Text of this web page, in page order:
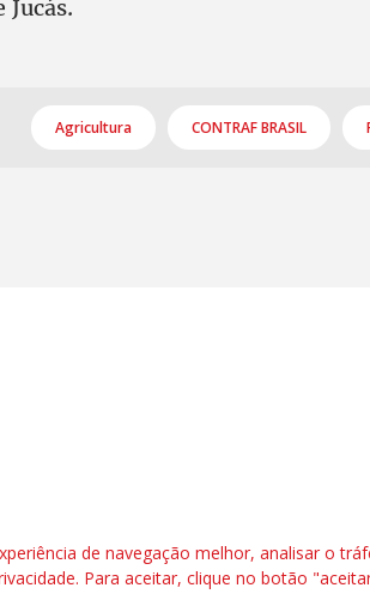
Agricultura CONTRAF BRASIL
andar. Salas 603 a 606 |CEP: 70.304-900
secgeral@fetraf.org.br
de navegação melhor, analisar o
. Para aceitar, clique no botão